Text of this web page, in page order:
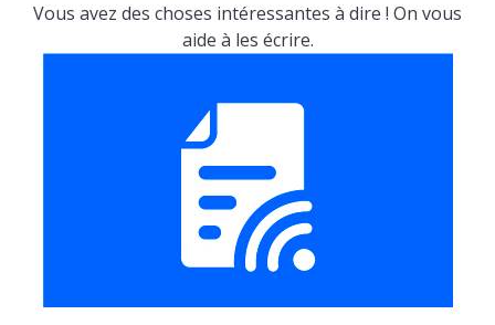
Vous avez des choses intéressantes à dire ! On vous
aide à les écrire.